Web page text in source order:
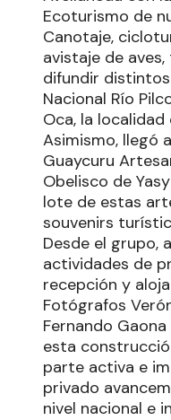
Ecoturismo de
Canotaje,
avistaje de
difundir
Nacional Río
Oca, la
Asimismo, llegó
Guaycuru
Obelisco de
lote de estas
souvenirs
Desde el grupo,
actividades de
recepción y
Fotógrafos
Fernando
esta
parte activa e
privado
nivel nacional e